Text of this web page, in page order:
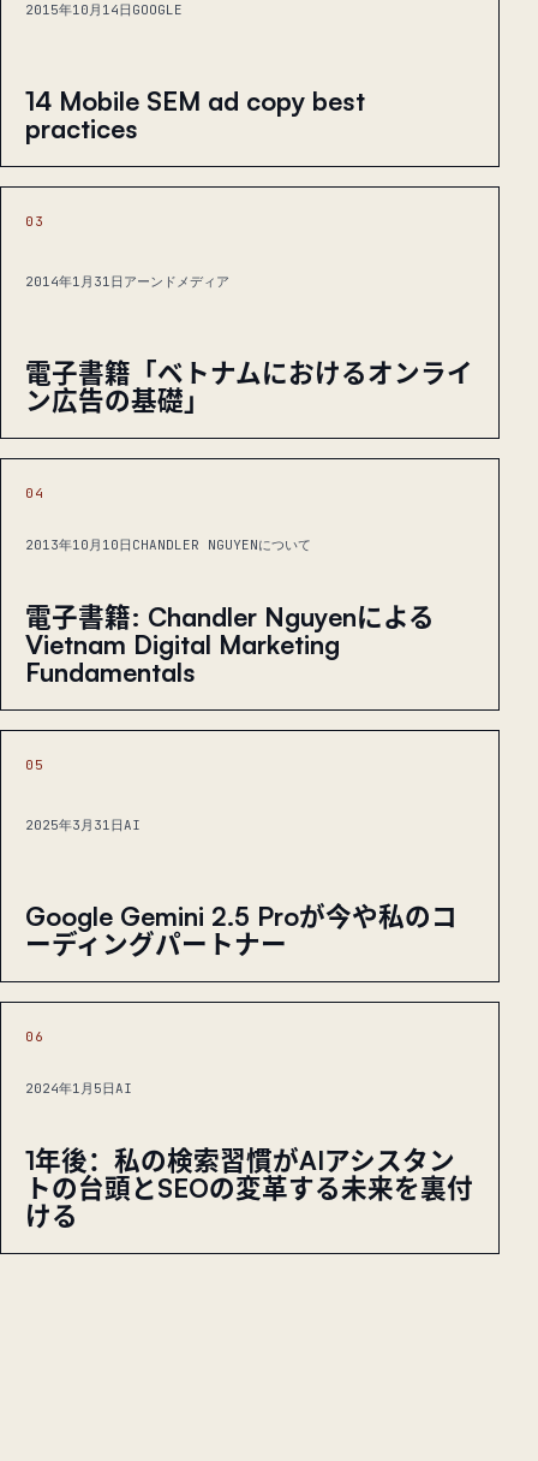
2015年10月14日 GOOGLE
14 Mobile SEM ad copy best
practices
03
2014年1月31日 アーンドメディア
電子書籍「ベトナムにおけるオンライ
ン広告の基礎」
04
2013年10月10日 CHANDLER NGUYENについて
電子書籍: Chandler Nguyenによる
Vietnam Digital Marketing
Fundamentals
05
2025年3月31日AI
Google Gemini 2.5 Proが今や私のコ
ーディングパートナー
06
2024年1月5日 AI
1年後：私の検索習慣がAIアシスタン
トの台頭とSEOの変革する未来を裏付
ける